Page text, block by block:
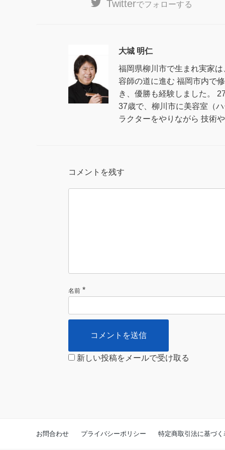
Twitterでフォローする
大城 明仁
福岡県柳川市で生まれ実家
容師の道に進む 福岡市内で
き、優勝も経験しました。
37歳で、柳川市に美容室（
ラクターをやりながら 技術
コメントを残す
名前 *
新しい投稿をメールで受け取る
お問合わせ プライバシーポリシー 特定商取引法に基づく